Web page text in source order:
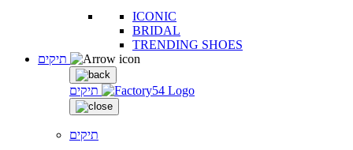
ICONIC
BRIDAL
TRENDING SHOES
תיקים
תיקים